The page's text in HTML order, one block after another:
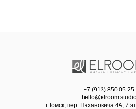
+7 (913) 850 05 25
hello@elroom.studio
г.Томск, пер. Нахановича 4А, 7